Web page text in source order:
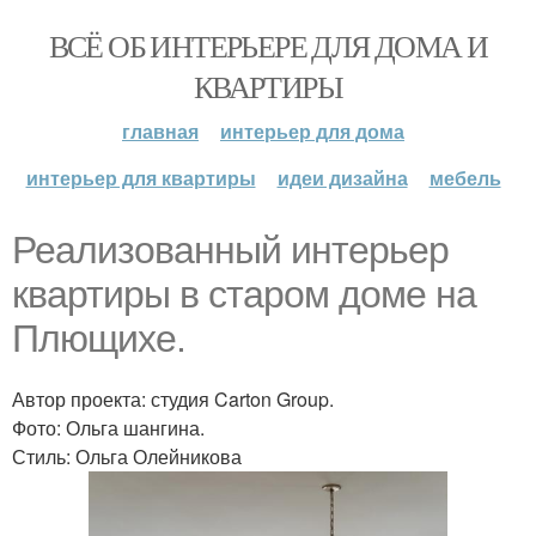
ВСЁ ОБ ИНТЕРЬЕРЕ ДЛЯ ДОМА И
КВАРТИРЫ
главная
интерьер для дома
интерьер для квартиры
идеи дизайна мебель
Реализованный интерьер
квартиры в старом доме на
Плющихе.
Автор проекта: студия Carton Group.
Фото: Ольга шангина.
Стиль: Ольга Олейникова